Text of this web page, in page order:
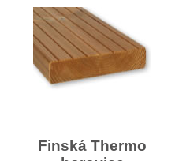
Finská Thermo